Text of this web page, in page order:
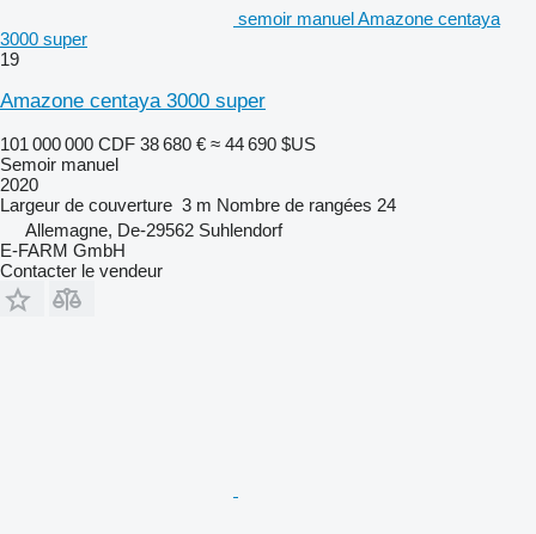
semoir manuel Amazone centaya
3000 super
19
Amazone centaya 3000 super
101 000 000 CDF 38 680 € ≈ 44 690 $US
Semoir manuel
2020
Largeur de couverture 3 m Nombre de rangées 24
Allemagne, De-29562 Suhlendorf
E-FARM GmbH
Contacter le vendeur